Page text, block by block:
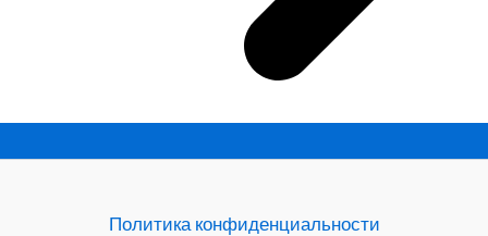
Политика конфиденциальности